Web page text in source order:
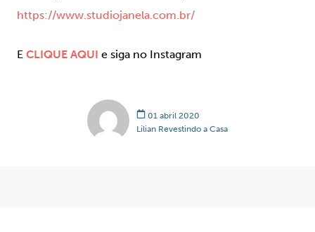
https://www.studiojanela.com.br/
E CLIQUE AQUI e siga no Instagram
01 abril 2020
Lilian Revestindo a Casa